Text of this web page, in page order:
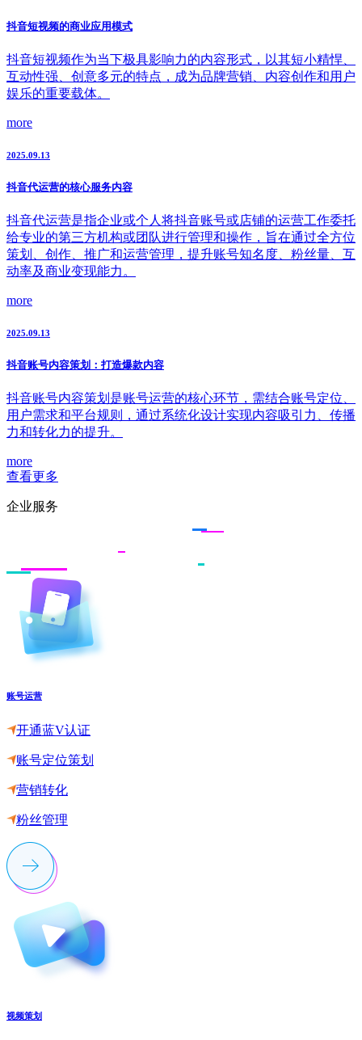
抖音短视频的商业应用模式
抖音短视频作为当下极具影响力的内容形式，以其短小精悍、
互动性强、创意多元的特点，成为品牌营销、内容创作和用户
娱乐的重要载体。
more
2025.09.13
抖音代运营的核心服务内容
抖音代运营是指企业或个人将抖音账号或店铺的运营工作委托
给专业的第三方机构或团队进行管理和操作，旨在通过全方位
策划、创作、推广和运营管理，提升账号知名度、粉丝量、互
动率及商业变现能力。
more
2025.09.13
抖音账号内容策划：打造爆款内容
抖音账号内容策划是账号运营的核心环节，需结合账号定位、
用户需求和平台规则，通过系统化设计实现内容吸引力、传播
力和转化力的提升。
more
查看更多
企业服务
账号运营
开通蓝V认证
账号定位策划
营销转化
粉丝管理
视频策划